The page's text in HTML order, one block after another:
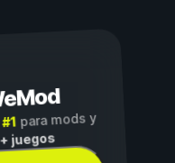
para mods y
juegos